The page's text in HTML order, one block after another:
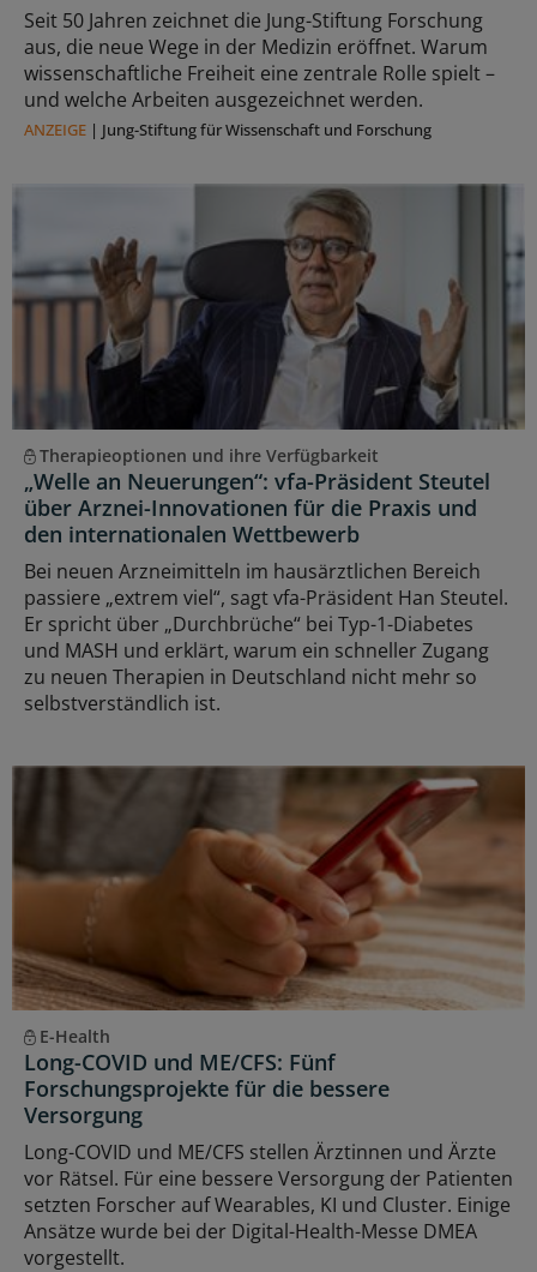
Seit 50 Jahren zeichnet die Jung-Stiftung Forschung
aus, die neue Wege in der Medizin eröffnet. Warum
wissenschaftliche Freiheit eine zentrale Rolle spielt –
und welche Arbeiten ausgezeichnet werden.
ANZEIGE | Jung-Stiftung für Wissenschaft und Forschung
Therapieoptionen und ihre Verfügbarkeit
„Welle an Neuerungen“: vfa-Präsident Steutel
über Arznei-Innovationen für die Praxis und
den internationalen Wettbewerb
Bei neuen Arzneimitteln im hausärztlichen Bereich
passiere „extrem viel“, sagt vfa-Präsident Han Steutel.
Er spricht über „Durchbrüche“ bei Typ-1-Diabetes
und MASH und erklärt, warum ein schneller Zugang
zu neuen Therapien in Deutschland nicht mehr so
selbstverständlich ist.
E-Health
Long-COVID und ME/CFS: Fünf
Forschungsprojekte für die bessere
Versorgung
Long-COVID und ME/CFS stellen Ärztinnen und Ärzte
vor Rätsel. Für eine bessere Versorgung der Patienten
setzten Forscher auf Wearables, KI und Cluster. Einige
Ansätze wurde bei der Digital-Health-Messe DMEA
vorgestellt.